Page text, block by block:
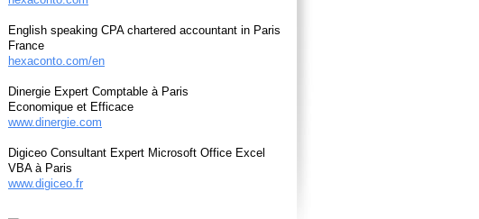
English speaking CPA chartered accountant in Paris
France
hexaconto.com/en
Dinergie Expert Comptable à Paris
Economique et Efficace
www.dinergie.com
Digiceo Consultant Expert Microsoft Office Excel
VBA à Paris
www.digiceo.fr